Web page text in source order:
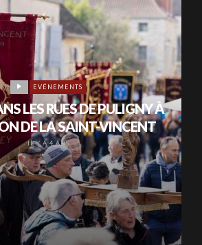
EVÉNEMENTS
LES RUES DE PULIGNY À
DE LA SAINT-VINCENT
IL Y A 4 ANS